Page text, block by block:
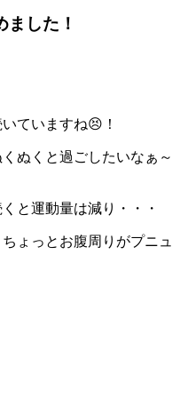
した！
ていますね😣！
ぬくと過ごしたいなぁ～
と運動量は減り・・・
ょっとお腹周りがプニュ